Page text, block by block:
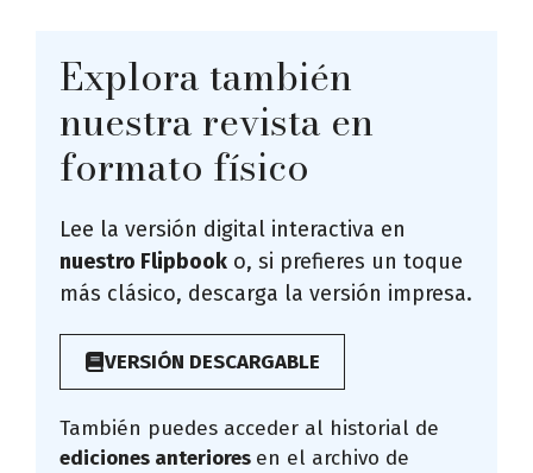
Explora también
nuestra revista en
formato físico
Lee la versión digital interactiva en
nuestro Flipbook o, si prefieres un toque
más clásico, descarga la versión impresa.
VERSIÓN DESCARGABLE
También puedes acceder al historial de
ediciones anteriores en el archivo de